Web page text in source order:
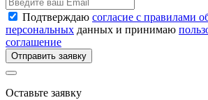
Подтверждаю согласие с правилами
персональных данных и принимаю
соглашение
Отправить заявку
Оставьте заявку